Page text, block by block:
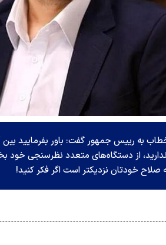
خطاب به رییس جمهور گفت: باور بفرمایید
از دستگاه‌های متعدد نظرسنجی خود
صلاح خودتان نزدیکتر است اگر فکر کنید!